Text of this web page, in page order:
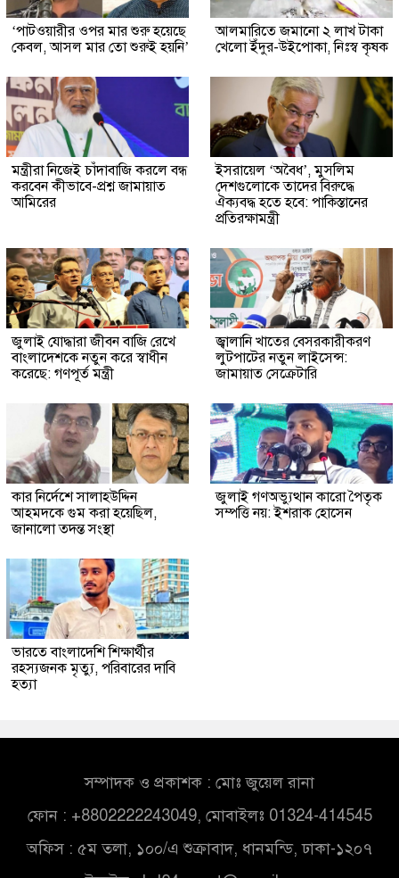
‘পাটওয়ারীর ওপর মার শুরু হয়েছে
কেবল, আসল মার তো শুরুই হয়নি’
আলমারিতে জমানো ২ লাখ টাকা
খেলো ইঁদুর-উইপোকা, নিঃস্ব কৃষক
মন্ত্রীরা নিজেই চাঁদাবাজি করলে বন্ধ
করবেন কীভাবে-প্রশ্ন জামায়াত
আমিরের
ইসরায়েল ‘অবৈধ’, মুসলিম
দেশগুলোকে তাদের বিরুদ্ধে
ঐক্যবদ্ধ হতে হবে: পাকিস্তানের
প্রতিরক্ষামন্ত্রী
জুলাই যোদ্ধারা জীবন বাজি রেখে
বাংলাদেশকে নতুন করে স্বাধীন
করেছে: গণপূর্ত মন্ত্রী
জ্বালানি খাতের বেসরকারীকরণ
লুটপাটের নতুন লাইসেন্স:
জামায়াত সেক্রেটারি
কার নির্দেশে সালাহউদ্দিন
আহমদকে গুম করা হয়েছিল,
জানালো তদন্ত সংস্থা
জুলাই গণঅভ্যুত্থান কারো পৈতৃক
সম্পত্তি নয়: ইশরাক হোসেন
ভারতে বাংলাদেশি শিক্ষার্থীর
রহস্যজনক মৃত্যু, পরিবারের দাবি
হত্যা
সম্পাদক ও প্রকাশক : মোঃ জুয়েল রানা
ফোন : +8802222243049, মোবাইলঃ 01324-414545
অফিস : ৫ম তলা, ১০০/এ শুক্রাবাদ, ধানমন্ডি, ঢাকা-১২০৭